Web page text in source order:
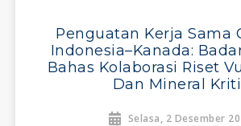
Penguatan Kerja Sama
Indonesia–Kanada:
Bahas Kolaborasi Riset
Dan Mineral
Selasa, 2 Desember